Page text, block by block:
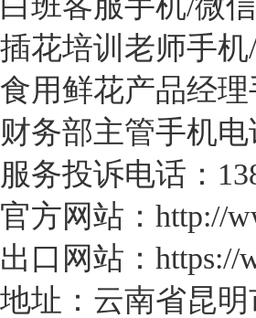
插花培训老师手机
食用鲜花产品经理
财务部主管手机电
服务投诉电话：
官方网站：http://
出口网站：https://
地址：云南省昆